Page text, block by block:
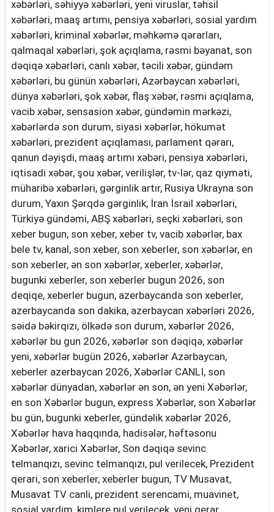
xəbərləri, səhiyyə xəbərləri, yeni viruslar, təhsil
xəbərləri, maaş artımı, pensiya xəbərləri, sosial yardım
xəbərləri, kriminal xəbərlər, məhkəmə qərarları,
qalmaqal xəbərləri, şok açıqlama, rəsmi bəyanat, son
dəqiqə xəbərləri, canlı xəbər, təcili xəbər, gündəm
xəbərləri, bu günün xəbərləri, Azərbaycan xəbərləri,
dünya xəbərləri, şok xəbər, flaş xəbər, rəsmi açıqlama,
vacib xəbər, sensasion xəbər, gündəmin mərkəzi,
xəbərlərdə son durum, siyasi xəbərlər, hökumət
xəbərləri, prezident açıqlaması, parlament qərarı,
qanun dəyişdi, maaş artımı xəbəri, pensiya xəbərləri,
iqtisadi xəbər, şou xəbər, verilişlər, tv-lər, qaz qiyməti,
müharibə xəbərləri, gərginlik artır, Rusiya Ukrayna son
durum, Yaxın Şərqdə gərginlik, İran İsrail xəbərləri,
Türkiyə gündəmi, ABŞ xəbərləri, seçki xəbərləri, son
xeber bugun, son xeber, xeber tv, vacib xəbərlər, bax
bele tv, kanal, son xeber, son xeberler, son xəbərlər, en
son xeberler, ən son xəbərlər, xeberler, xəbərlər,
bugunki xeberler, son xeberler bugun 2026, son
deqiqe, xeberler bugun, azerbaycanda son xeberler,
azerbaycanda son dakika, azerbaycan xəbərləri 2026,
səidə bəkirqızı, ölkədə son durum, xəbərlər 2026,
xəbərlər bu gun 2026, xəbərlər son dəqiqə, xəbərlər
yeni, xəbərlər bugün 2026, xəbərlər Azərbaycan,
xeberler azerbaycan 2026, Xəbərlər CANLI, son
xəbərlər dünyadan, xəbərlər ən son, ən yeni Xəbərlər,
en son Xəbərlər bugun, express Xəbərlər, son Xəbərlər
bu gün, bugunki xeberler, gündəlik xəbərlər 2026,
Xəbərlər hava haqqında, hadisələr, həftəsonu
Xəbərlər, xarici Xəbərlər, Son dəqiqə sevinc
telmanqızı, sevinc telmanqızı, pul verilecek, Prezident
qerari, son xeberler, xeberler bugun, TV Musavat,
Musavat TV canli, prezident serencami, muavinet,